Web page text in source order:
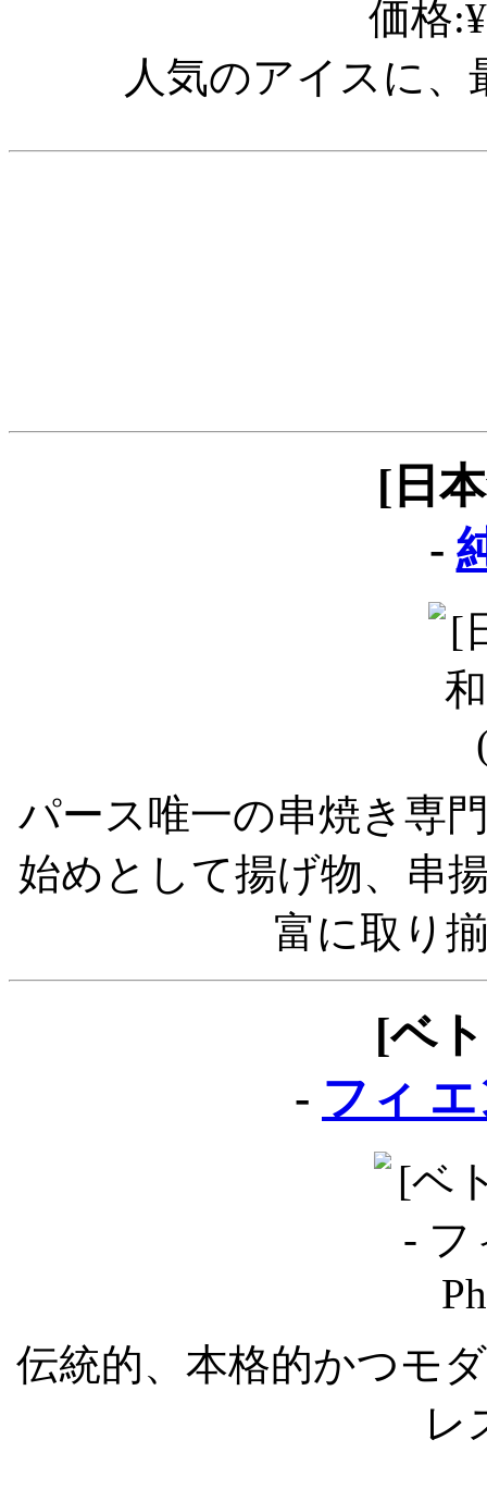
価格
人気のアイスに
[日
-
パース唯一の串焼き専
始めとして揚げ物、串
富に取り
[ベ
- フィ
伝統的、本格的かつモ
レ